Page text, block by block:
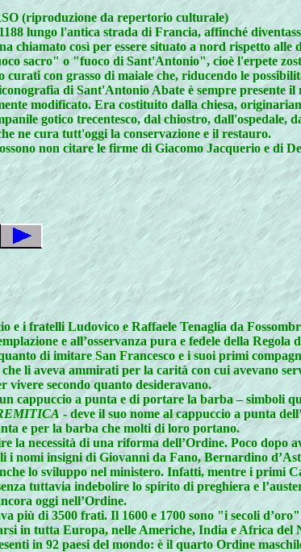
(riproduzione da repertorio culturale)
lungo l'antica strada di Francia, affinché
chiamato così per essere situato a nord rispetto alle
sacro" o "fuoco di Sant'Antonio", cioè l'erpete
con grasso di maiale che, riducendo le
di Sant'Antonio Abate è sempre presente il
modificato. Era costituito dalla chiesa,
gotico trecentesco, dal chiostro, dall'ospedale,
ne cura tutt'oggi la conservazione e il restauro.
non citare le firme di Giacomo Jacquerio e di
e i fratelli Ludovico e Raffaele Tenaglia da
e all’osservanza pura e fedele della Regola
di imitare San Francesco e i suoi primi
li aveva ammirati per la carità con cui avevano
vivere secondo quanto desideravano.
cappuccio a punta e di portare la barba – simboli
- deve il suo nome al cappuccio a punta
e per la barba che molti di loro portano.
la necessità di una riforma dell’Ordine. Poco dopo
nomi insigni di Giovanni da Fano, Bernardino
lo sviluppo nel ministero. Infatti, mentre i primi
tuttavia indebolire lo spirito di preghiera e
oggi nell’Ordine.
di 3500 frati. Il 1600 e 1700 sono "i secoli
in tutta Europa, nelle Americhe, India e Africa del
in 92 paesi del mondo: è il quarto Ordine